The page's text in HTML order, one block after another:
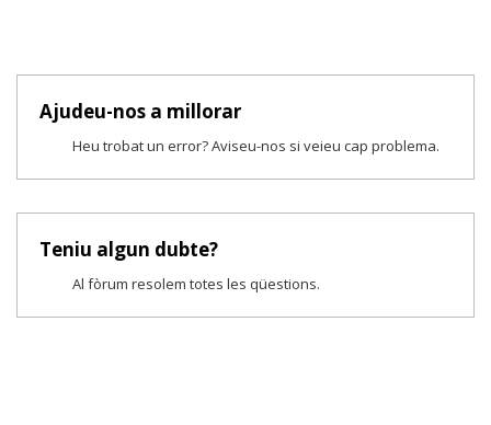
Ajudeu-nos a millorar
Heu trobat un error? Aviseu-nos si veieu cap problema.
Teniu algun dubte?
Al fòrum resolem totes les qüestions.